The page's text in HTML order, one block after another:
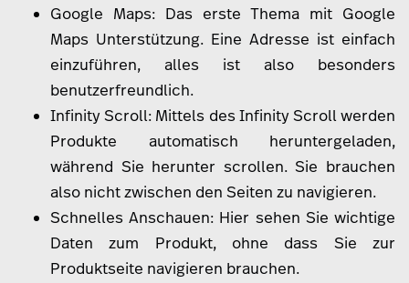
Google Maps: Das erste Thema mit Google
Maps Unterstützung. Eine Adresse ist einfach
einzuführen, alles ist also besonders
benutzerfreundlich.
Infinity Scroll: Mittels des Infinity Scroll werden
Produkte automatisch heruntergeladen,
während Sie herunter scrollen. Sie brauchen
also nicht zwischen den Seiten zu navigieren.
Schnelles Anschauen: Hier sehen Sie wichtige
Daten zum Produkt, ohne dass Sie zur
Produktseite navigieren brauchen.